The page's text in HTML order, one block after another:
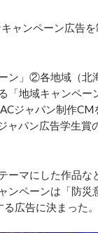
ャンペーン広告
」②各地域（北
「地域キャンペ
ジャパン制作
パン広告学生
マにした作品な
ペーンは「防災
広告に決まった。